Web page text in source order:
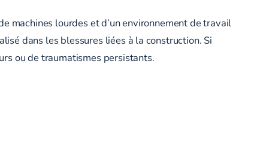
machines lourdes et d’un environnement de travail
dans les blessures liées à la construction. Si
ou de traumatismes persistants.